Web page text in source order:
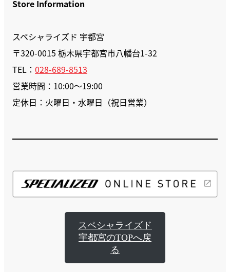
Store Information
スペシャライズド 宇都宮
〒320-0015 栃木県宇都宮市八幡台1-32
TEL： 028-689-8513
営業時間：10:00〜19:00
定休日：火曜日・水曜日（祝日営業）
スペシャライズド
宇都宮のTOPへ戻
る